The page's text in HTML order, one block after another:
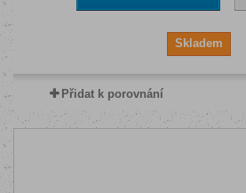
Skladem
Přidat k porovnání